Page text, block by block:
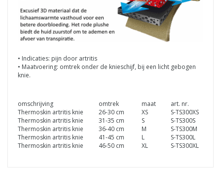
• Indicaties: pijn door artritis
• Maatvoering: omtrek onder de knieschijf, bij een licht gebogen
knie.
omschrijving omtrek maat
art. nr.
Thermoskin artritis knie
26-30 cm XS
S-TS300XS
Thermoskin artritis knie
31-35 cm S
S-TS300S
Thermoskin artritis knie
36-40 cm M
S-TS300M
Thermoskin artritis knie
41-45 cm L
S-TS300L
Thermoskin artritis knie
46-50 cm XL S-TS300XL